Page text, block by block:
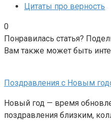
Цитаты про верность
0
Понравилась статья?
Вам также может быть
Поздравления с Новым
Новый год — время
поздравления близким,